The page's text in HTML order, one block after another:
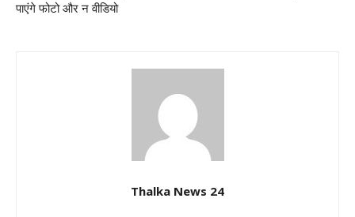
पाएंगे फोटो और न वीडियो
Thalka News 24